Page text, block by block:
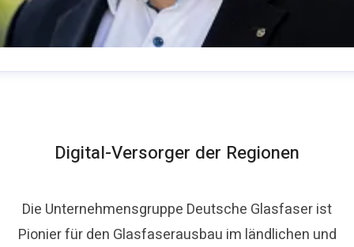
Digital-Versorger der Regionen
Die Unternehmensgruppe Deutsche Glasfaser ist
Pionier für den Glasfaserausbau im ländlichen und